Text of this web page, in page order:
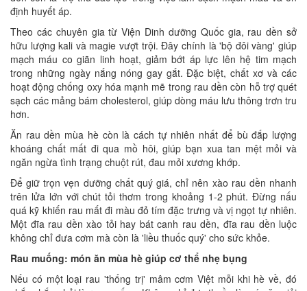
định huyết áp.
Theo các chuyên gia từ Viện Dinh dưỡng Quốc gia, rau dền sở
hữu lượng kali và magie vượt trội. Đây chính là 'bộ đôi vàng' giúp
mạch máu co giãn linh hoạt, giảm bớt áp lực lên hệ tim mạch
trong những ngày nắng nóng gay gắt. Đặc biệt, chất xơ và các
hoạt động chống oxy hóa mạnh mẽ trong rau dền còn hỗ trợ quét
sạch các mảng bám cholesterol, giúp dòng máu lưu thông trơn tru
hơn.
Ăn rau dền mùa hè còn là cách tự nhiên nhất để bù đắp lượng
khoáng chất mất đi qua mồ hôi, giúp bạn xua tan mệt mỏi và
ngăn ngừa tình trạng chuột rút, đau mỏi xương khớp.
Để giữ trọn vẹn dưỡng chất quý giá, chỉ nên xào rau dền nhanh
trên lửa lớn với chút tỏi thơm trong khoảng 1-2 phút. Đừng nấu
quá kỹ khiến rau mất đi màu đỏ tím đặc trưng và vị ngọt tự nhiên.
Một đĩa rau dền xào tỏi hay bát canh rau dền, đĩa rau dền luộc
không chỉ đưa cơm mà còn là 'liều thuốc quý' cho sức khỏe.
Rau muống: món ăn mùa hè giúp cơ thể nhẹ bụng
Nếu có một loại rau 'thống trị' mâm cơm Việt mỗi khi hè về, đó